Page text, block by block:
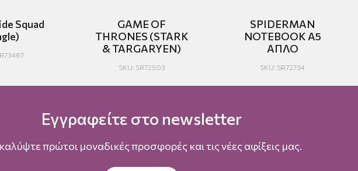
Squad
GAME OF
THRONES (STARK
& TARGARYEN)
SKU: SR72503
SPIDERMAN
NOTEBOOK A5
AΠΛΟ
SKU: SR72734
Εγγραφείτε στο newsletter
πρώτοι μοναδικές προσφορές και τις νέες αφίξεις μας.